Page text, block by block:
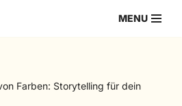
MENU
Farben: Storytelling für dein